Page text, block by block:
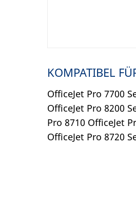
KOMPATIBEL
OfficeJet Pro 7700
OfficeJet Pro 8200
Pro 8710 OfficeJet
OfficeJet Pro 8720